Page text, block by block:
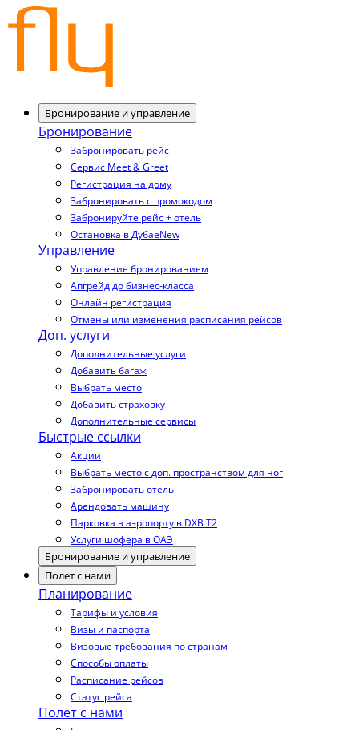
Бронирование и управление
Бронирование
Забронировать рейс
Сервис Meet & Greet
Регистрация на дому
Забронировать с промокодом
Забронируйте рейс + отель
Остановка в ДубаеNew
Управление
Управление бронированием
Апгрейд до бизнес-класса
Онлайн регистрация
Отмены или изменения расписания рейсов
Доп. услуги
Дополнительные услуги
Добавить багаж
Выбрать место
Добавить страховку
Дополнительные сервисы
Быстрые ссылки
Акции
Выбрать место с доп. пространством для ног
Забронировать отель
Арендовать машину
Парковка в аэропорту в DXB T2
Услуги шофера в ОАЭ
Бронирование и управление
Полет с нами
Планирование
Тарифы и условия
Визы и паспорта
Визовые требования по странам
Способы оплаты
Расписание рейсов
Статус рейса
Полет с нами